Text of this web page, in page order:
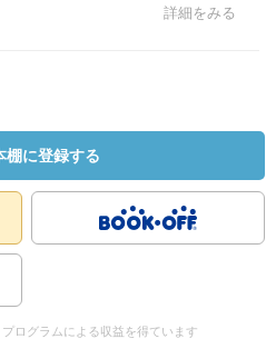
詳細をみる
棚に登録する
ログラムによる収益を得ています